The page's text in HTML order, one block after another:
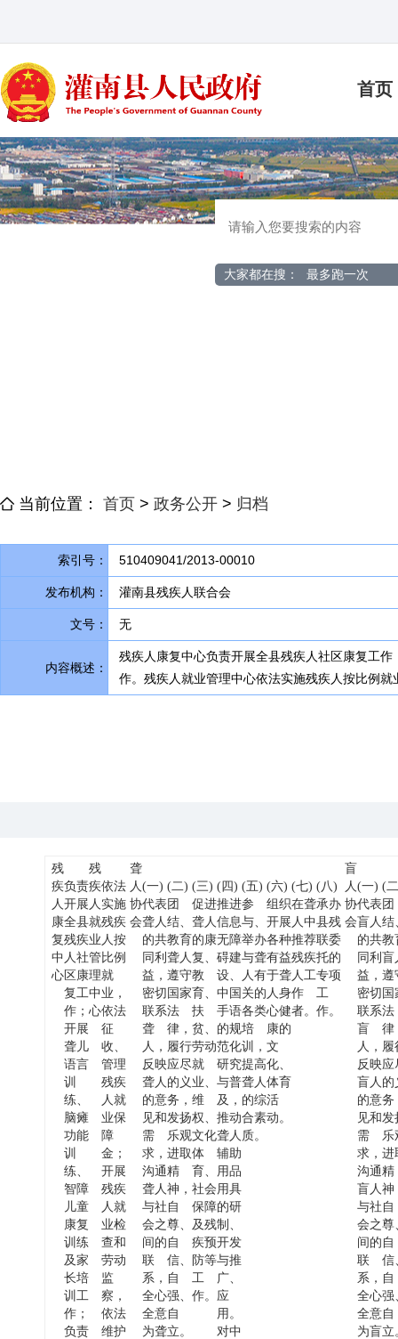
首页
大家都在搜： 最多跑一次
当前位置： 首页 > 政务公开 > 归档
索引号： 510409041/2013-00010
发布机构： 灌南县残疾人联合会
文号： 无
内容概述：
残疾人康复中心负责开展全县残疾人社区康复工作
作。 残疾人就业管理中心依法实施残疾人按比例
残
疾
人
康
复
中
心
负责
开展
全县
残疾
人社
区康
复工
作 ；
开展
聋儿
语言
训
练、
脑瘫
功能
训
练、
智障
儿童
康复
训练
及家
长培
训工
作；
负责
残
疾
人
就
业
管
理
中
心
依法
实施
残疾
人按
比例
就
业 ，
依法
征
收、
管理
残疾
人就
业保
障
金；
开展
残疾
人就
业检
查和
劳动
监
察 ，
依法
维护
聋
人
协
会
(一)
代表
聋人
的共
同利
益 ，
密切
联系
聋
人，
反映
聋人
的意
见和
需
求 ，
沟通
聋人
与社
会之
间的
联
系，
全心
全意
为聋
(二)
团
结、
教育
聋人
遵守
国家
法
律 ，
履行
应尽
的义
务，
发扬
乐观
进取
精
神 ，
自
尊、
自
信、
自
强、
自
立。
(三)
促进
聋人
的康
复、
教
育、
扶
贫、
劳动
就
业、
维
权、
文化
体
育、
社会
保障
及残
疾预
防等
工
作。
(四)
推进
信息
无障
碍建
设、
中国
手语
的规
范化
研究
与普
及 ，
推动
聋人
辅助
用品
用具
的研
制、
开发
与推
广、
应
用。
对中
(五)
参
与、
举办
与聋
人有
关的
各类
培
训
，
提高
聋人
的综
合素
质。
(六)
组织
开展
各种
有益
于聋
人身
心健
康的
文
化、
体育
活
动。
(七)
在聋
人中
推荐
残疾
人工
作
者。
(八)
承办
县残
联委
托的
专项
工
作。
盲
人
协
会
(一)
代表
盲人
的共
同利
益 ，
密切
联系
盲
人，
反映
盲人
的意
见和
需
求 ，
沟通
盲人
与社
会之
间的
联
系，
全心
全意
为盲
(二
团
结
教
盲
遵
国
法
律
履
应
的
务
发
乐
进
精
神
自
尊
自
信
自
强
自
立